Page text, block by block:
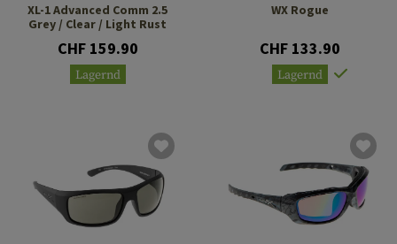
XL-1 Advanced Comm 2.5
Grey / Clear / Light Rust
CHF 159.90
Lagernd
WX Rogue
CHF 133.90
Lagernd